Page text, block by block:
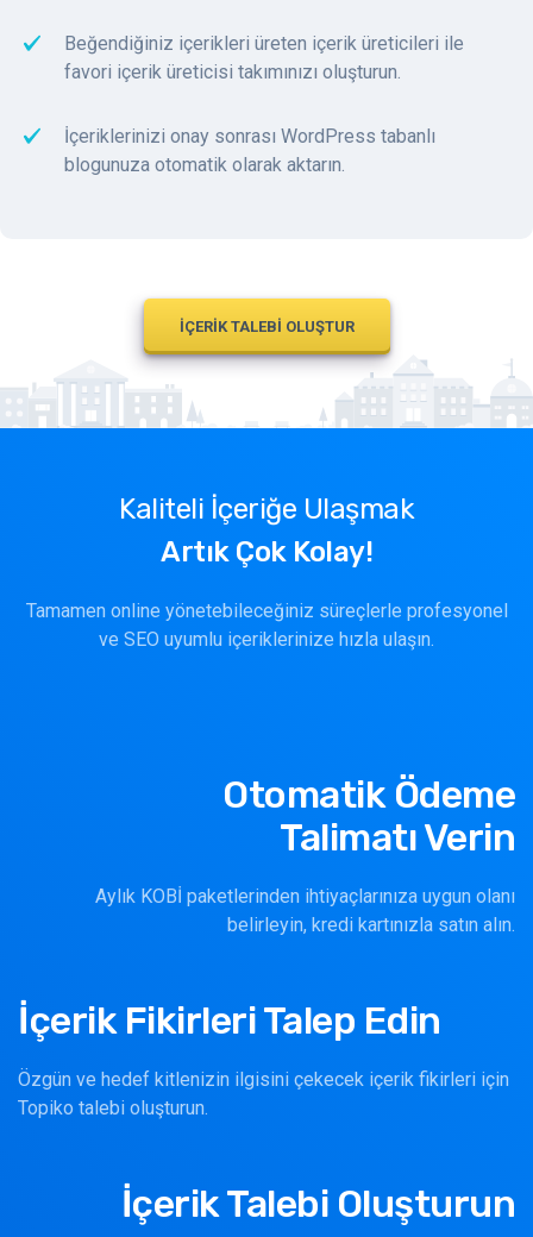
Beğendiğiniz içerikleri üreten içerik üreticileri ile
favori içerik üreticisi takımınızı oluşturun.
İçeriklerinizi onay sonrası WordPress tabanlı
blogunuza otomatik olarak aktarın.
İÇERİK TALEBİ OLUŞTUR
Kaliteli İçeriğe Ulaşmak
Artık Çok Kolay!
Tamamen online yönetebileceğiniz süreçlerle profesyonel
ve SEO uyumlu içeriklerinize hızla ulaşın.
Otomatik Ödeme
Talimatı Verin
Aylık KOBİ paketlerinden ihtiyaçlarınıza uygun olanı
belirleyin, kredi kartınızla satın alın.
İçerik Fikirleri Talep Edin
Özgün ve hedef kitlenizin ilgisini çekecek içerik fikirleri için
Topiko talebi oluşturun.
İçerik Talebi Oluşturun